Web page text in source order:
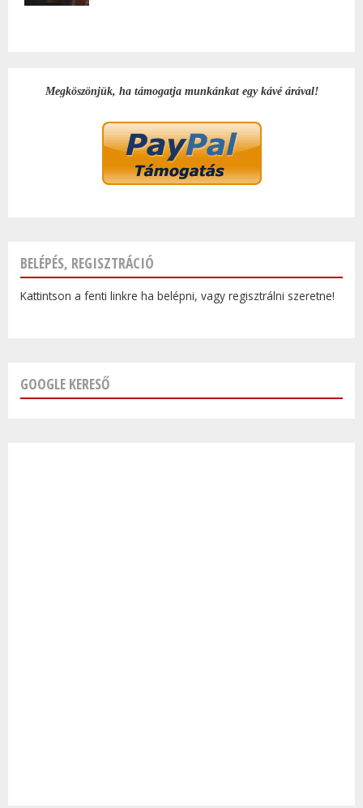
Megköszönjük, ha támogatja munkánkat egy kávé árával!
BELÉPÉS, REGISZTRÁCIÓ
Kattintson a fenti linkre ha belépni, vagy regisztrálni szeretne!
GOOGLE KERESŐ